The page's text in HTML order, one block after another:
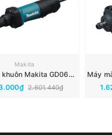
Makita
Máy mài khuôn Makita GD0600
2.601.440₫